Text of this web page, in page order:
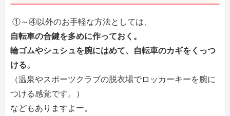
①～④以外のお手軽な方法としては、
自転車の合鍵を多めに作っておく。
輪ゴムやシュシュを腕にはめて、自転車のカギをくっつ
ける。
（温泉やスポーツクラブの脱衣場でロッカーキーを腕に
つける感覚です。）
などもありますよー。